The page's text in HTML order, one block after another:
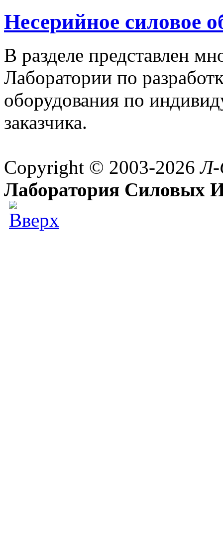
Несерийное силовое
В разделе представлен
Лаборатории по
оборудования по
заказчика.
Copyright © 2003-2026
Лаборатория Силовых